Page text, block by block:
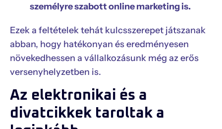
személyre szabott online marketing is.
Ezek a feltételek tehát kulcsszerepet játszanak
abban, hogy hatékonyan és eredményesen
növekedhessen a vállalkozásunk még az erős
versenyhelyzetben is.
Az elektronikai és a
divatcikkek taroltak a